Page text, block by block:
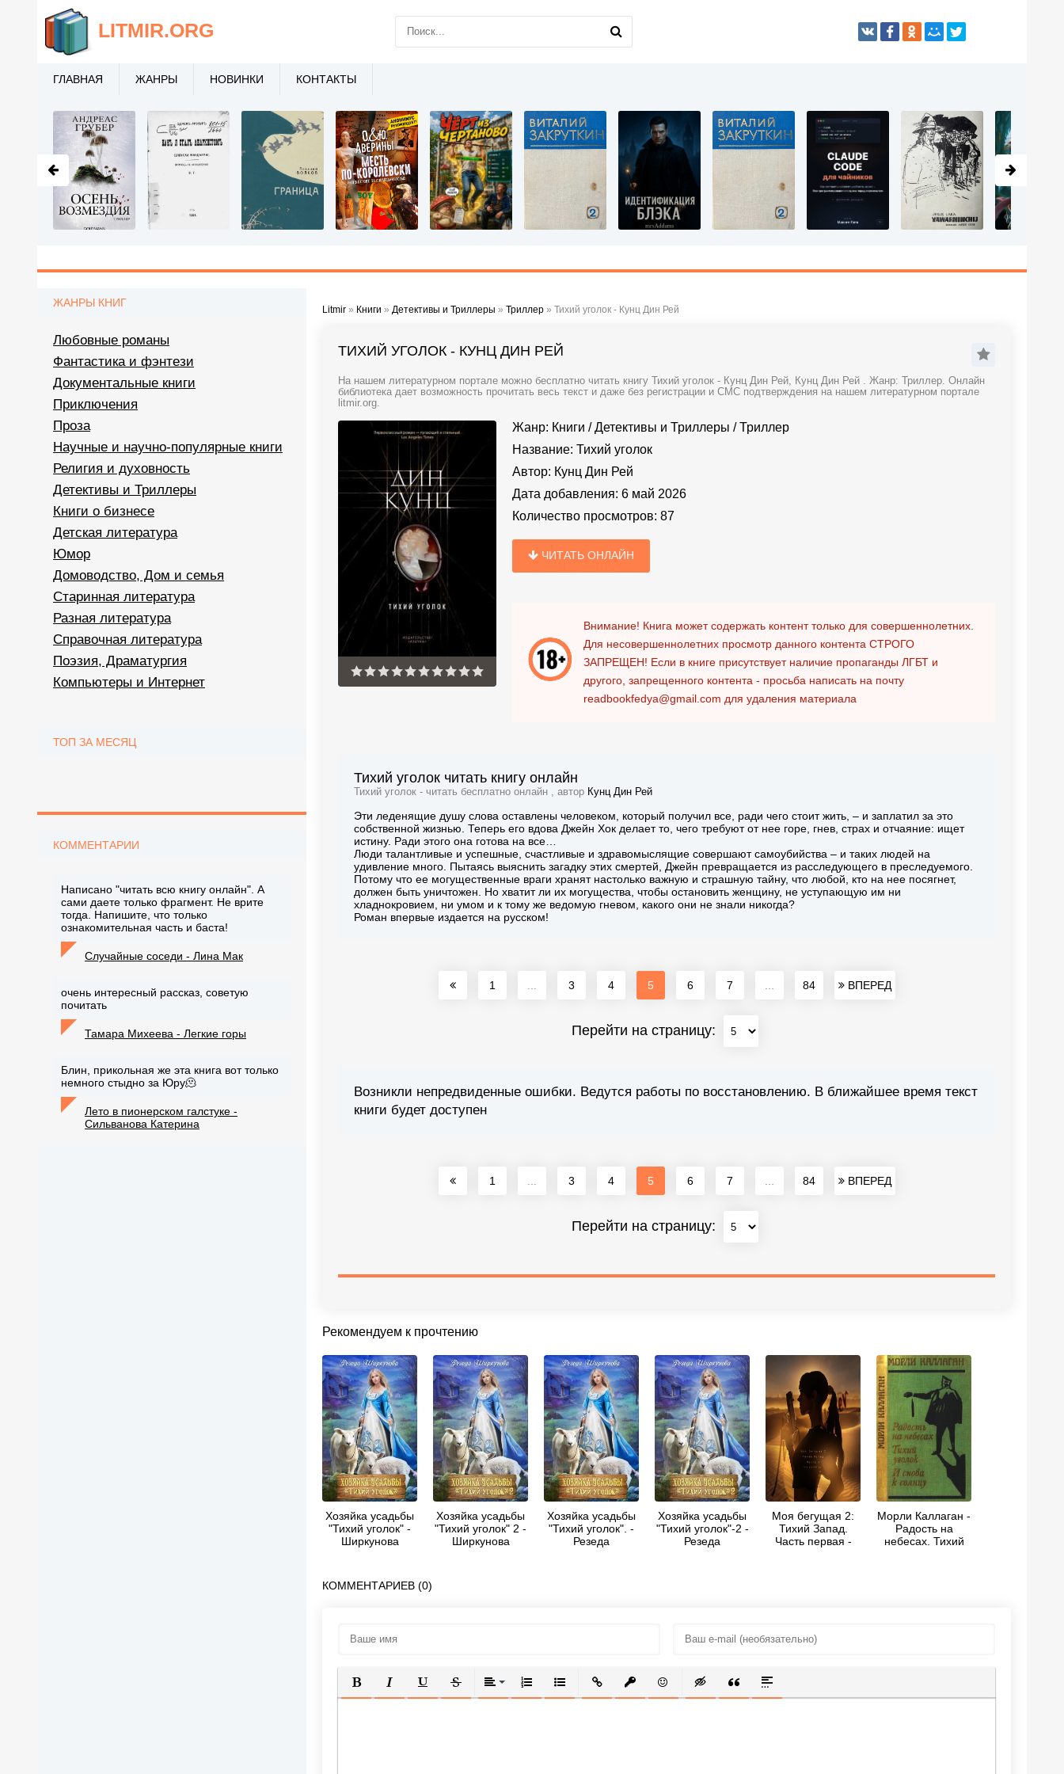
Litmir » Книги » Детективы и Триллеры » Триллер » Тихий уголок - Кунц Дин Рей
ТИХИЙ УГОЛОК - КУНЦ ДИН РЕЙ
На нашем литературном портале можно бесплатно читать книгу Тихий уголок - Кунц Дин Рей, Кунц Дин Рей . Жанр: Триллер. Онлайн
библиотека дает возможность прочитать весь текст и даже без регистрации и СМС подтверждения на нашем литературном портале
litmir.org.
Жанр: Книги /Детективы и Триллеры /Триллер
Название: Тихий уголок
Автор: Кунц Дин Рей
Дата добавления: 6 май 2026
Количество просмотров: 87
ЧИТАТЬ ОНЛАЙН
Внимание! Книга может содержать контент только для совершеннолетних.
Для несовершеннолетних просмотр данного контента СТРОГО
ЗАПРЕЩЕН! Если в книге присутствует наличие пропаганды ЛГБТ и
другого, запрещенного контента - просьба написать на почту
readbookfedya@gmail.com для удаления материала
Тихий уголок читать книгу онлайн
Тихий уголок - читать бесплатно онлайн , автор Кунц Дин Рей
Эти леденящие душу слова оставлены человеком, который получил все, ради чего стоит жить, – и заплатил за это
собственной жизнью. Теперь его вдова Джейн Хок делает то, чего требуют от нее горе, гнев, страх и отчаяние: ищет
истину. Ради этого она готова на все…
Люди талантливые и успешные, счастливые и здравомыслящие совершают самоубийства – и таких людей на
удивление много. Пытаясь выяснить загадку этих смертей, Джейн превращается из расследующего в преследуемого.
Потому что ее могущественные враги хранят настолько важную и страшную тайну, что любой, кто на нее посягнет,
должен быть уничтожен. Но хватит ли их могущества, чтобы остановить женщину, не уступающую им ни
хладнокровием, ни умом и к тому же ведомую гневом, какого они не знали никогда?
Роман впервые издается на русском!
1 3 4 5 6 7 84 ВПЕРЕД
Перейти на страницу:
Возникли непредвиденные ошибки. Ведутся работы по восстановлению. В ближайшее время текст
книги будет доступен
1 3 4 5 6 7 84 ВПЕРЕД
Перейти на страницу:
Рекомендуем к прочтению
Хозяйка усадьбы
"Тихий уголок" -
Ширкунова
Хозяйка усадьбы
"Тихий уголок" 2 -
Ширкунова
Хозяйка усадьбы
"Тихий уголок". -
Резеда
Хозяйка усадьбы
"Тихий уголок"-2 -
Резеда
Моя бегущая 2:
Тихий Запад.
Часть первая -
Морли Каллаган -
Радость на
небесах. Тихий
КОММЕНТАРИЕВ (0)
ПОЛУЖИРНЫЙ
КУРСИВПОДЧЕРКНУТЫЙ
ЗАЧЕРКНУТЫЙВЫРАВНИВАНИЕ
НУМЕРОВАННЫЙ СПИСОК
МАРКИРОВАННЫЙ СПИСОК
ВСТАВИТЬ ССЫЛКУ
ВСТАВИТЬ ЗАЩИЩЕННУЮ ССЫЛКУ
ВСТАВИТЬ СМАЙЛИК
ВСТАВКА СКРЫТОГО ТЕКСТА
ВСТАВКА ЦИТАТЫ
ВСТАВКА СПОЙЛЕРА
ЖАНРЫ КНИГ
Любовные романы
Фантастика и фэнтези
Документальные книги
Приключения
Проза
Научные и научно-популярные книги
Религия и духовность
Детективы и Триллеры
Книги о бизнесе
Детская литература
Юмор
Домоводство, Дом и семья
Старинная литература
Разная литература
Справочная литература
Поэзия, Драматургия
Компьютеры и Интернет
ТОП ЗА МЕСЯЦ
КОММЕНТАРИИ
Написано "читать всю книгу онлайн". А
сами даете только фрагмент. Не врите
тогда. Напишите, что только
ознакомительная часть и баста!
Случайные соседи - Лина Мак
очень интересный рассказ, советую
почитать
Тамара Михеева - Легкие горы
Блин, прикольная же эта книга вот только
немного стыдно за Юру🫠
Лето в пионерском галстуке -
Сильванова Катерина
LITMIR.ORG
ГЛАВНАЯ ЖАНРЫ НОВИНКИ КОНТАКТЫ